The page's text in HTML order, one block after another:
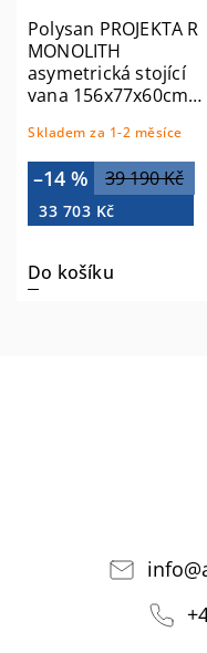
Polysan PROJEKTA R
MONOLITH
asymetrická stojící
vana 156x77x60cm,
Skladem za 1-2 měsíce
39 190 Kč
–14 %
33 703 Kč
Do košíku
info@